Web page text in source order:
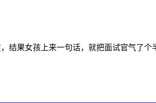
结果女孩上来一句话，就把面试官气了个